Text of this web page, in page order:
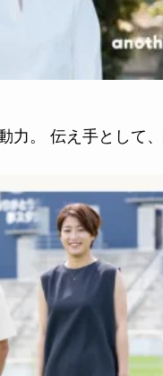
力。 伝え手として